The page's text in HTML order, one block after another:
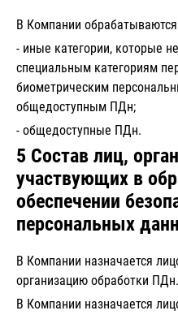
В Компании
- иные категории, которые
специальным категориям
биометрическим
общедоступным ПДн;
- общедоступные ПДн.
5 Состав лиц,
участвующих в
обеспечении
персональных
В Компании назначается
организацию обработки ПДн.
В Компании назначается